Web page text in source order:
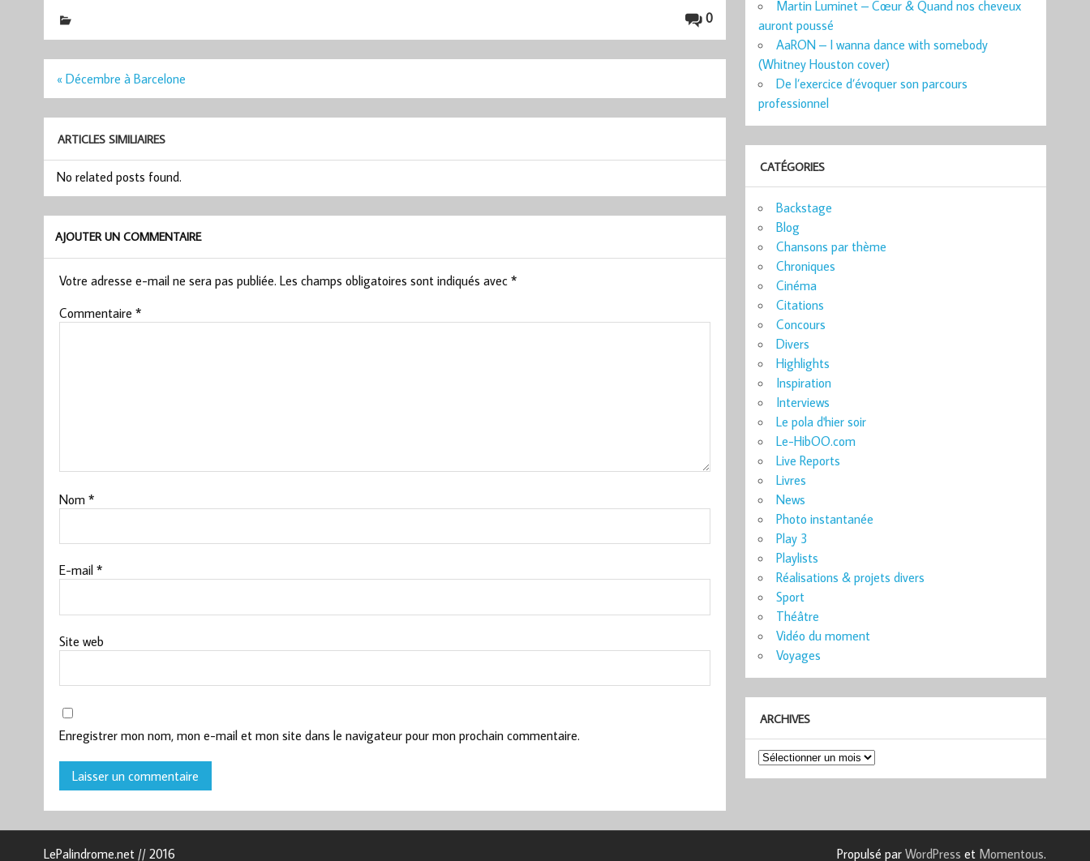
0
Navigation
« Décembre à Barcelone
ARTICLES SIMILIAIRES
No related posts found.
AJOUTER UN COMMENTAIRE
Votre adresse e-mail ne sera pas publiée. Les champs obligatoires sont indiqués avec *
Commentaire *
Nom *
E-mail *
Site web
Enregistrer mon nom, mon e-mail et mon site dans le navigateur pour mon prochain commentaire.
Martin Luminet – Cœur & Quand nos cheveux
auront poussé
AaRON – I wanna dance with somebody
(Whitney Houston cover)
De l’exercice d’évoquer son parcours
professionnel
CATÉGORIES
Backstage
Blog
Chansons par thème
Chroniques
Cinéma
Citations
Concours
Divers
Highlights
Inspiration
Interviews
Le pola d'hier soir
Le-HibOO.com
Live Reports
Livres
News
Photo instantanée
Play 3
Playlists
Réalisations & projets divers
Sport
Théâtre
Vidéo du moment
Voyages
ARCHIVES
Archives
LePalindrome.net // 2016 Propulsé parWordPress et Momentous.